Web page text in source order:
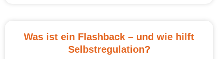
Was ist ein Flashback – und wie hilft
Selbstregulation?